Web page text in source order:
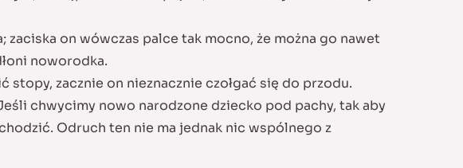
zaciska on wówczas palce tak mocno, że można go nawet
noworodka.
zacznie on nieznacznie czołgać się do przodu.
chwycimy nowo narodzone dziecko pod pachy, tak aby
Odruch ten nie ma jednak nic wspólnego z